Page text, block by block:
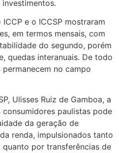
e o ICCSP mostraram
em termos mensais, com
do segundo, porém
quedas interanuais. De todo
no campo
Ulisses Ruiz de Gamboa, a
paulistas pode
da geração de
renda, impulsionados tanto
por transferências de